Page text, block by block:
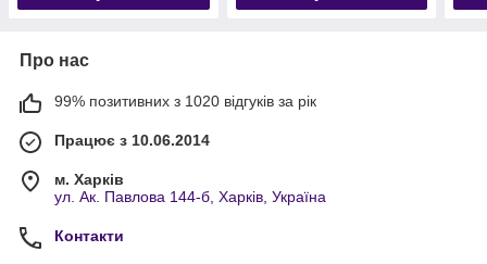
Про нас
99% позитивних з 1020 відгуків за рік
Працює з 10.06.2014
м. Харків
ул. Ак. Павлова 144-б, Харків, Україна
Контакти